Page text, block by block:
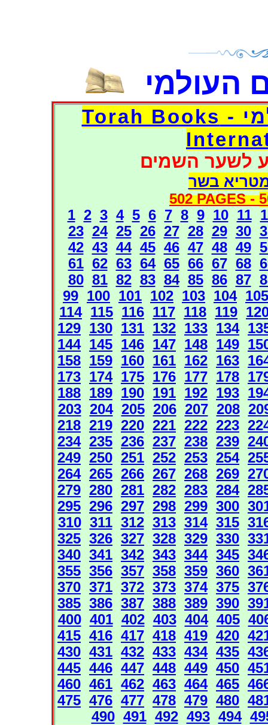
העולמי
דפי אוצר הספרים העולמי - Torah Books
לשער השמים
בשר
502 PAGES -
1 2 3 4 5 6 7 8 9 10 11
23 24 25 26 27 28 29 30
42 43 44 45 46 47 48 49
61 62 63 64 65 66 67 68
80 81 82 83 84 85 86 87
99 100 101 102 103 104 105
114 115 116 117 118 119
129 130 131 132 133 134
144 145 146 147 148 149
158 159 160 161 162 163
173 174 175 176 177 178
188 189 190 191 192 193
203 204 205 206 207 208
218 219 220 221 222 223
234 235 236 237 238 239
249 250 251 252 253 254
264 265 266 267 268 269
279 280 281 282 283 284
295 296 297 298 299 300
310 311 312 313 314 315
325 326 327 328 329 330
340 341 342 343 344 345
355 356 357 358 359 360
370 371 372 373 374 375
385 386 387 388 389 390
400 401 402 403 404 405
415 416 417 418 419 420
430 431 432 433 434 435
445 446 447 448 449 450
460 461 462 463 464 465
475 476 477 478 479 480
490 491 492 493 494